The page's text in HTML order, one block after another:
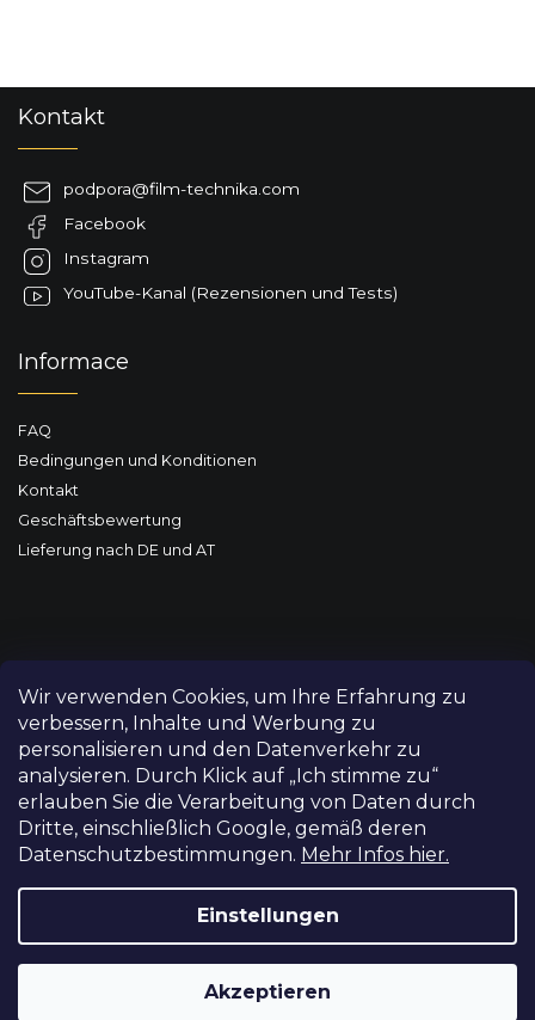
Wir verwenden Cookies, um Ihre Erfahrung zu
verbessern, Inhalte und Werbung zu
personalisieren und den Datenverkehr zu
analysieren. Durch Klick auf „Ich stimme zu“
erlauben Sie die Verarbeitung von Daten durch
Dritte, einschließlich Google, gemäß deren
Datenschutzbestimmungen. Mehr Infos hier.
Einstellungen
Akzeptieren
Kontakt
podpora@film-technika.com
Facebook
Instagram
YouTube-Kanal (Rezensionen und Tests)
Informace
FAQ
Bedingungen und Konditionen
Kontakt
Geschäftsbewertung
Lieferung nach DE und AT
Erstellt von Shoptet
Copyright 2026FILM-TECHNIKA. Alle Rechte vorbehalten.
Cookie-Einstellungen ändern